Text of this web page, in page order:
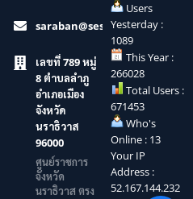
saraban@sesaonara.go.th
เลขที่ 789 หมู่
8 ตำบลลำภู
อำเภอเมือง
จังหวัด
นราธิวาส
96000
ศูนย์ราชการ
จังหวัด
นราธิวาส ตรง
Users
Yesterday :
1089
This Year :
266028
Total Users :
671453
Who's
Online : 13
Your IP
Address :
52.167.144.232